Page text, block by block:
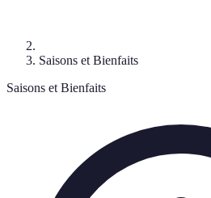
Saisons et Bienfaits
Saisons et Bienfaits